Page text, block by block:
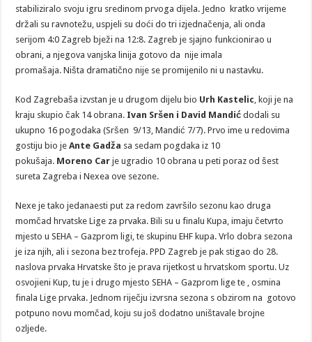
stabiliziralo svoju igru sredinom prvoga dijela. Jedno kratko vrijeme
držali su ravnotežu, uspjeli su doći do tri izjednačenja, ali onda
serijom 4:0 Zagreb bježi na 12:8. Zagreb je sjajno funkcionirao u
obrani, a njegova vanjska linija gotovo da nije imala
promašaja. Ništa dramatično nije se promijenilo ni u nastavku.
Kod Zagrebaša izvstan je u drugom dijelu bio Urh Kastelic, koji je na
kraju skupio čak 14 obrana. Ivan Sršen i David Mandićdodali su
ukupno 16 pogodaka (Sršen 9/13, Mandić 7/7). Prvo ime u redovima
gostiju bio jeAnte Gadža sa sedam pogdaka iz 10
pokušaja. Moreno Carje ugradio 10 obrana u peti poraz od šest
sureta Zagreba i Nexea ove sezone.
Nexe je tako jedanaesti put za redom završilo sezonu kao druga
momčad hrvatske Lige za prvaka. Bili su u finalu Kupa, imaju četvrto
mjesto u SEHA – Gazprom ligi, te skupinu EHF kupa. Vrlo dobra sezona
je iza njih, ali i sezona bez trofeja. PPD Zagreb je pak stigao do 28.
naslova prvaka Hrvatske što je prava rijetkost u hrvatskom sportu. Uz
osvojieni Kup, tu je i drugo mjesto SEHA – Gazprom lige te , osmina
finala Lige prvaka. Jednom riječju izvrsna sezona s obzirom na gotovo
potpuno novu momčad, koju su još dodatno uništavale brojne
ozljede.